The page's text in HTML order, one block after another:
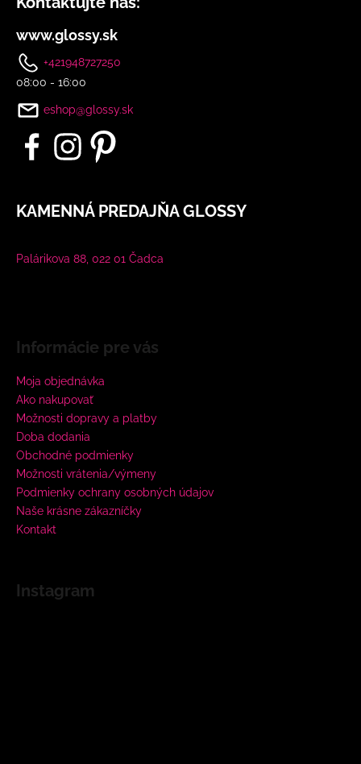
www.glossy.sk
+421948727250
08:00 - 16:00
eshop@glossy.sk
KAMENNÁ PREDAJŇA GLOSSY
Palárikova 88, 022 01 Čadca
Informácie pre vás
Moja objednávka
Ako nakupovať
Možnosti dopravy a platby
Doba dodania
Obchodné podmienky
Možnosti vrátenia/výmeny
Podmienky ochrany osobných údajov
Naše krásne zákazníčky
Kontakt
Instagram